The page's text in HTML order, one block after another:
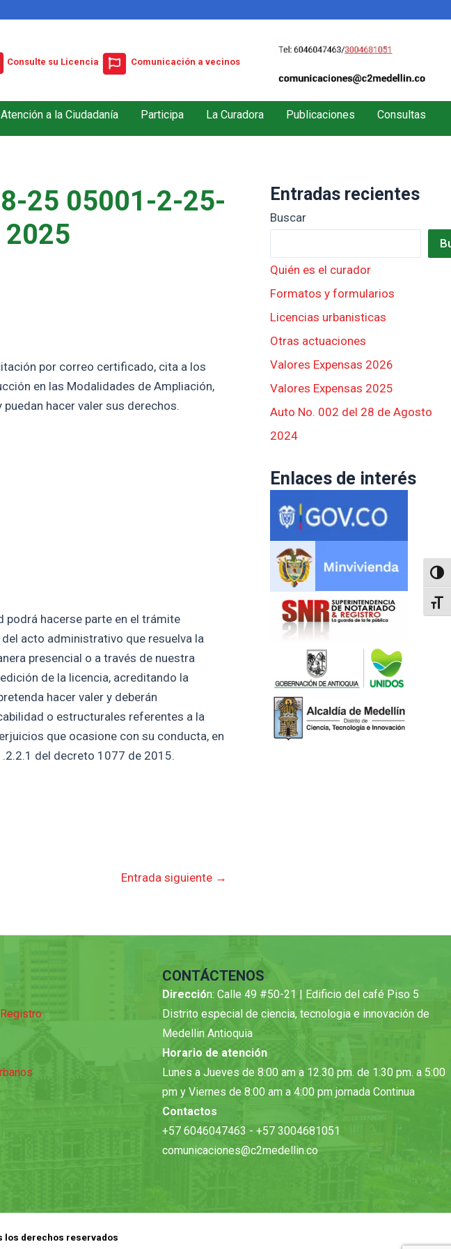
Consulte su Licencia Comunicación a vecinos
Atención a la Ciudadanía Participa La Curadora Publicaciones Consultas
25 05001-2-25-
2025
por correo certificado, cita a los
en las Modalidades de Ampliación,
hacer valer sus derechos.
podrá hacerse parte en el trámite
acto administrativo que resuelva la
presencial o a través de nuestra
de la licencia, acreditando la
hacer valer y deberán
o estructurales referentes a la
que ocasione con su conducta, en
del decreto 1077 de 2015.
Entrada siguiente →
Entradas recientes
Buscar
Quién es el curador
Formatos y formularios
Licencias urbanisticas
Otras actuaciones
Valores Expensas 2026
Valores Expensas 2025
Auto No. 002 del 28 de Agosto
2024
Enlaces de interés
CONTÁCTENOS
Dirección: Calle 49 #50-21 | Edificio del café Piso 5
Distrito especial de ciencia, tecnologia e innovación de
Medellin Antioquia
Horario de atención
Lunes a Jueves de 8:00 am a 12.30 pm. de 1:30 pm. a 5:00
pm y Viernes de 8:00 am a 4:00 pm jornada Continua
Contactos
+57 6046047463 - +57 3004681051
comunicaciones@c2medellin.co
los derechos reservados